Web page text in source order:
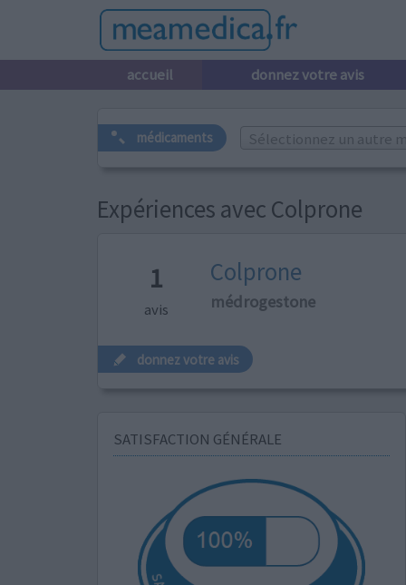
accueil donnez votre avis
médicaments Sélectionnez un autre
Expériences avec Colprone
1
avis
Colprone
médrogestone
donnez votre avis
SATISFACTION GÉNÉRALE